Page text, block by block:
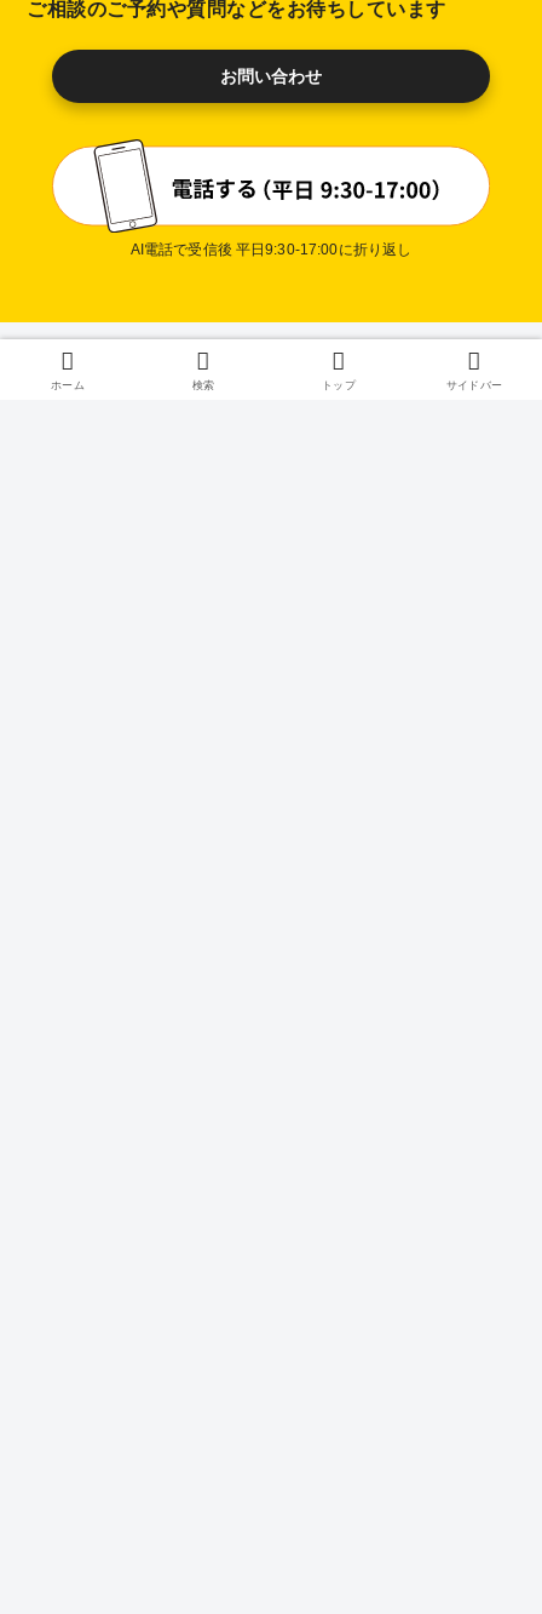
ご相談のご予約や質問などをお待ちしています
お問い合わせ
AI電話で受信後 平日9:30-17:00に折り返し
プライバ
ホーム 検索 トップ サイドバー